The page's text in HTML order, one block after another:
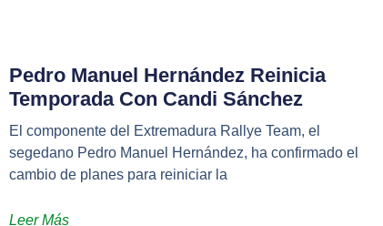
Pedro Manuel Hernández Reinicia
Temporada Con Candi Sánchez
El componente del Extremadura Rallye Team, el
segedano Pedro Manuel Hernández, ha confirmado el
cambio de planes para reiniciar la
Leer Más